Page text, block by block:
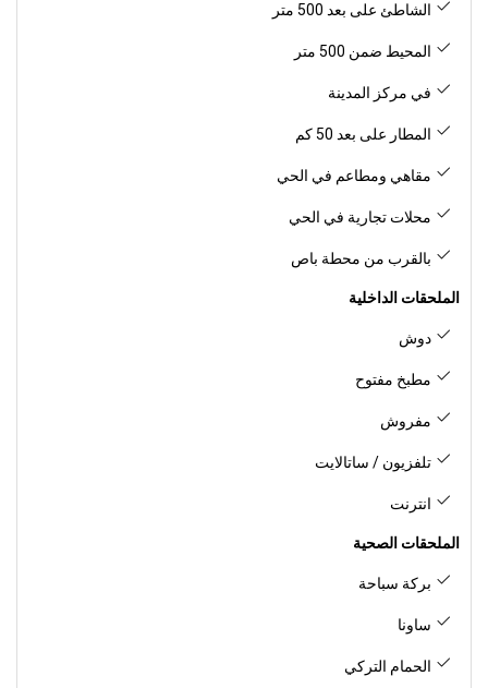
الشاطئ على بعد 500 متر
المحيط ضمن 500 متر
في مركز المدينة
المطار على بعد 50 كم
مقاهي ومطاعم في الحي
محلات تجارية في الحي
بالقرب من محطة باص
الملحقات الداخلية
دوش
مطبخ مفتوح
مفروش
تلفزيون / ساتالايت
انترنت
الملحقات الصحية
بركة سباحة
ساونا
الحمام التركي